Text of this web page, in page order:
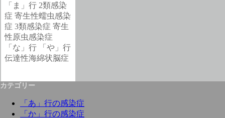
「ま」行 2類感染
症 寄生性蠕虫感染
症 3類感染症 寄生
性原虫感染症
「な」行
「や」行
伝達性海綿状脳症
カテゴリー
「あ」行の感染症
「か」行の感染症